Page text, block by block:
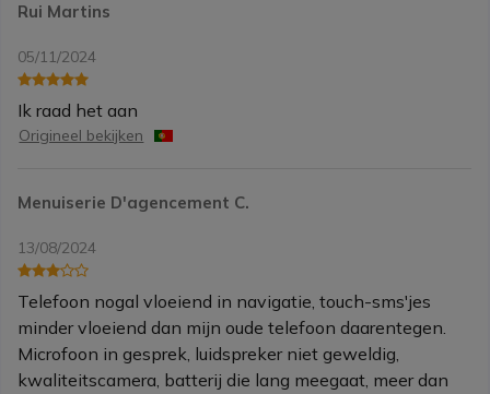
Rui Martins
05/11/2024
Ik raad het aan
Origineel bekijken
Menuiserie D'agencement C.
13/08/2024
Telefoon nogal vloeiend in navigatie, touch-sms'jes
minder vloeiend dan mijn oude telefoon daarentegen.
Microfoon in gesprek, luidspreker niet geweldig,
kwaliteitscamera, batterij die lang meegaat, meer dan